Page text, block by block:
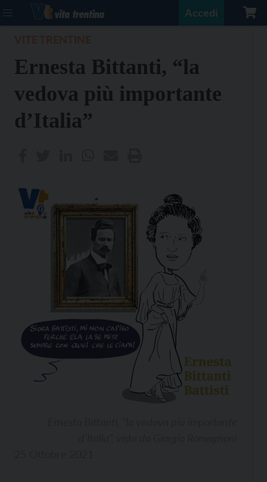
Accedi
Ernesta Bittanti, “la
vedova più importante
d’Italia”